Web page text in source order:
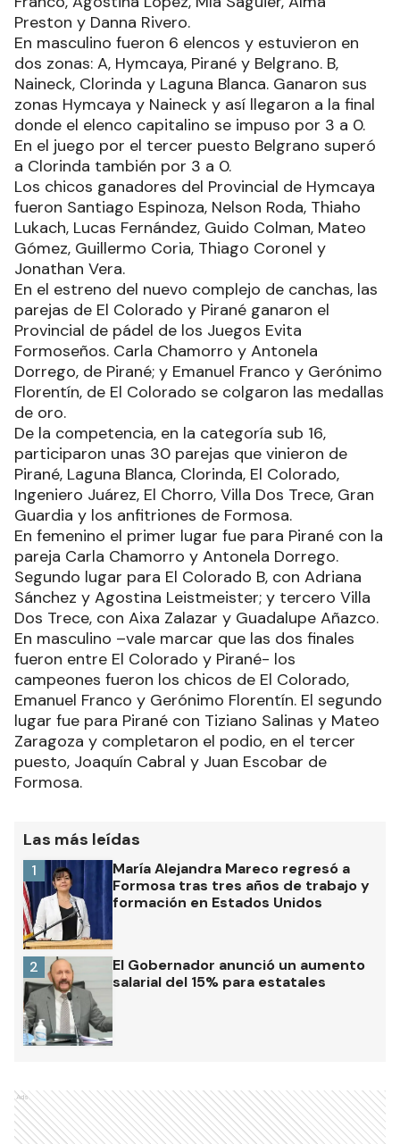
Preston y Danna Rivero.
En masculino fueron 6 elencos y estuvieron en
dos zonas: A, Hymcaya, Pirané y Belgrano. B,
Naineck, Clorinda y Laguna Blanca. Ganaron sus
zonas Hymcaya y Naineck y así llegaron a la final
donde el elenco capitalino se impuso por 3 a 0.
En el juego por el tercer puesto Belgrano superó
a Clorinda también por 3 a 0.
Los chicos ganadores del Provincial de Hymcaya
fueron Santiago Espinoza, Nelson Roda, Thiaho
Lukach, Lucas Fernández, Guido Colman, Mateo
Gómez, Guillermo Coria, Thiago Coronel y
Jonathan Vera.
En el estreno del nuevo complejo de canchas, las
parejas de El Colorado y Pirané ganaron el
Provincial de pádel de los Juegos Evita
Formoseños. Carla Chamorro y Antonela
Dorrego, de Pirané; y Emanuel Franco y Gerónimo
Florentín, de El Colorado se colgaron las medallas
de oro.
De la competencia, en la categoría sub 16,
participaron unas 30 parejas que vinieron de
Pirané, Laguna Blanca, Clorinda, El Colorado,
Ingeniero Juárez, El Chorro, Villa Dos Trece, Gran
Guardia y los anfitriones de Formosa.
En femenino el primer lugar fue para Pirané con la
pareja Carla Chamorro y Antonela Dorrego.
Segundo lugar para El Colorado B, con Adriana
Sánchez y Agostina Leistmeister; y tercero Villa
Dos Trece, con Aixa Zalazar y Guadalupe Añazco.
En masculino –vale marcar que las dos finales
fueron entre El Colorado y Pirané- los
campeones fueron los chicos de El Colorado,
Emanuel Franco y Gerónimo Florentín. El segundo
lugar fue para Pirané con Tiziano Salinas y Mateo
Zaragoza y completaron el podio, en el tercer
puesto, Joaquín Cabral y Juan Escobar de
Formosa.
Las más leídas
María Alejandra Mareco regresó a
Formosa tras tres años de trabajo y
formación en Estados Unidos
1
El Gobernador anunció un aumento
salarial del 15% para estatales
2
Ads